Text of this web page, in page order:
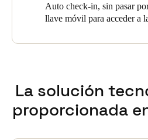
Norsk
English
Auto check-in, sin pasar
llave móvil para acceder a
La solución
proporcionada